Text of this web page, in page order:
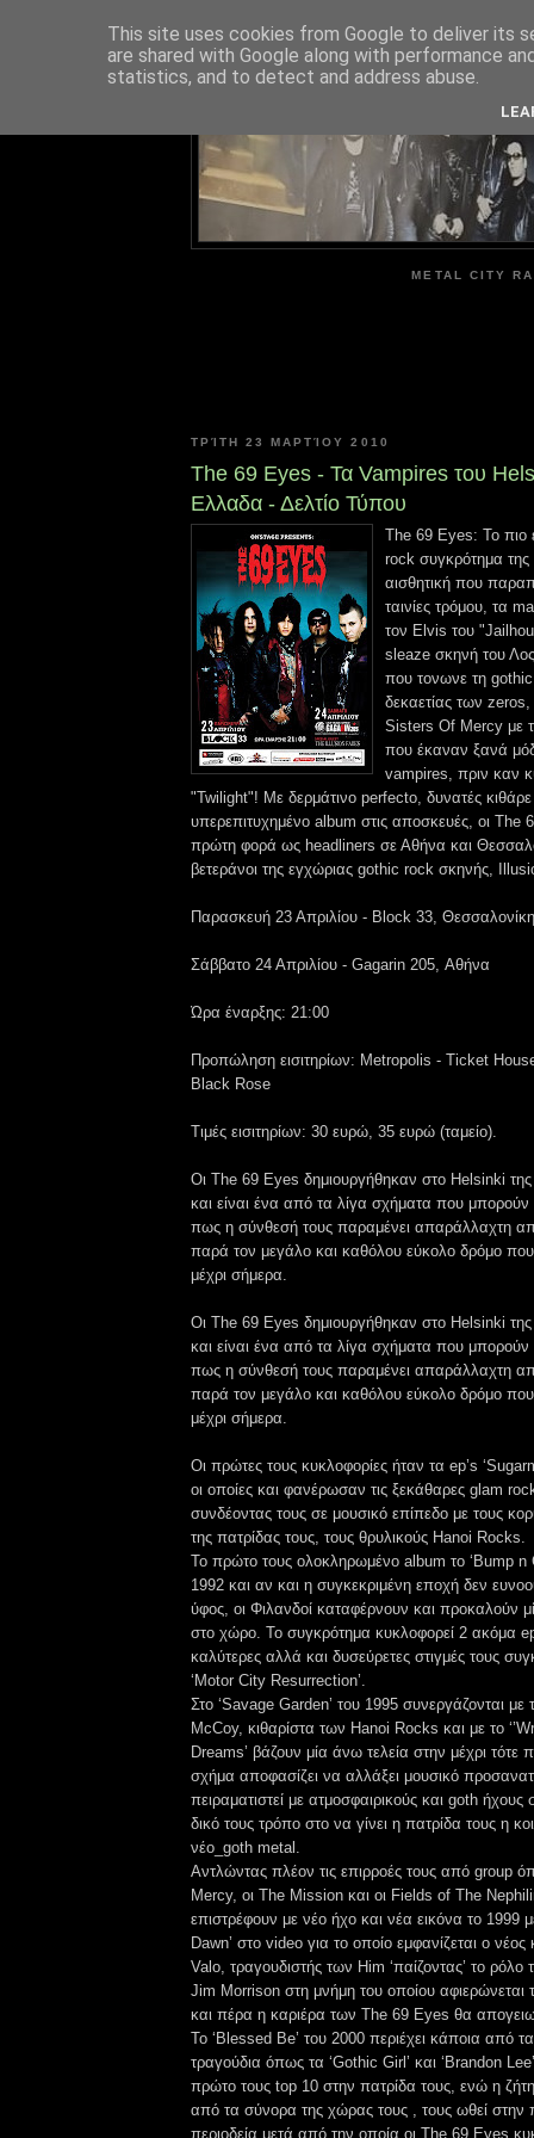
METAL CITY
ΤΡΊΤΗ 23 ΜΑΡΤΊΟΥ 2010
The 69 Eyes - Τα Vampires του
Ελλαδα - Δελτίο Τύπου
The 69 Eyes: Το πιο
rock συγκρότημα
αισθητική που
ταινίες τρόμου, τα
τον Elvis του
sleaze σκηνή του
που τονωνε τη
δεκαετίας των
Sisters Of Mercy με
που έκαναν ξανά
vampires, πριν καν
"Twilight"! Με δερμάτινο perfecto, δυνατές κιθάρε
υπερεπιτυχημένο album στις αποσκευές, οι The
πρώτη φορά ως headliners σε Αθήνα και
βετεράνοι της εγχώριας gothic rock σκηνής,
Παρασκευή 23 Απριλίου - Block 33, Θεσσαλονίκη
Σάββατο 24 Απριλίου - Gagarin 205, Αθήνα
Ώρα έναρξης: 21:00
Προπώληση εισιτηρίων: Metropolis - Ticket
Black Rose
Τιμές εισιτηρίων: 30 ευρώ, 35 ευρώ (ταμείο).
Οι The 69 Eyes δημιουργήθηκαν στο Helsinki της
και είναι ένα από τα λίγα σχήματα που
πως η σύνθεσή τους παραμένει απαράλλαχτη
παρά τον μεγάλο και καθόλου εύκολο δρόμο που
μέχρι σήμερα.
Οι The 69 Eyes δημιουργήθηκαν στο Helsinki της
και είναι ένα από τα λίγα σχήματα που
πως η σύνθεσή τους παραμένει απαράλλαχτη
παρά τον μεγάλο και καθόλου εύκολο δρόμο που
μέχρι σήμερα.
Οι πρώτες τους κυκλοφορίες ήταν τα ep’s
οι οποίες και φανέρωσαν τις ξεκάθαρες glam
συνδέοντας τους σε μουσικό επίπεδο με τους
της πατρίδας τους, τους θρυλικούς Hanoi Rocks.
To πρώτο τους ολοκληρωμένο album το ‘Bump n
1992 και αν και η συγκεκριμένη εποχή δεν
ύφος, οι Φιλανδοί καταφέρνουν και προκαλούν
στο χώρο. Το συγκρότημα κυκλοφορεί 2 ακόμα
καλύτερες αλλά και δυσεύρετες στιγμές τους
‘Motor City Resurrection’.
Στο ‘Savage Garden’ του 1995 συνεργάζονται
McCoy, κιθαρίστα των Hanoi Rocks και με το
Dreams’ βάζουν μία άνω τελεία στην μέχρι τότε
σχήμα αποφασίζει να αλλάξει μουσικό
πειραματιστεί με ατμοσφαιρικούς και goth
δικό τους τρόπο στο να γίνει η πατρίδα τους η
νέο_goth metal.
Αντλώντας πλέον τις επιρροές τους από group
Mercy, οι The Mission και οι Fields of The
επιστρέφουν με νέο ήχο και νέα εικόνα το 1999
Dawn’ στο video για το οποίο εμφανίζεται ο
Valo, τραγουδιστής των Him ‘παίζοντας’ το
Jim Morrison στη μνήμη του οποίου αφιερώνεται
και πέρα η καριέρα των The 69 Eyes θα
Το ‘Blessed Be’ του 2000 περιέχει κάποια από
τραγούδια όπως τα ‘Gothic Girl’ και ‘Brandon Lee’
πρώτο τους top 10 στην πατρίδα τους, ενώ η
από τα σύνορα της χώρας τους , τους ωθεί στην
περιοδεία μετά από την οποία οι The 69 Eyes
This site uses cookies from Google to deliver its
are shared with Google along with performance
statistics, and to detect and address abuse.